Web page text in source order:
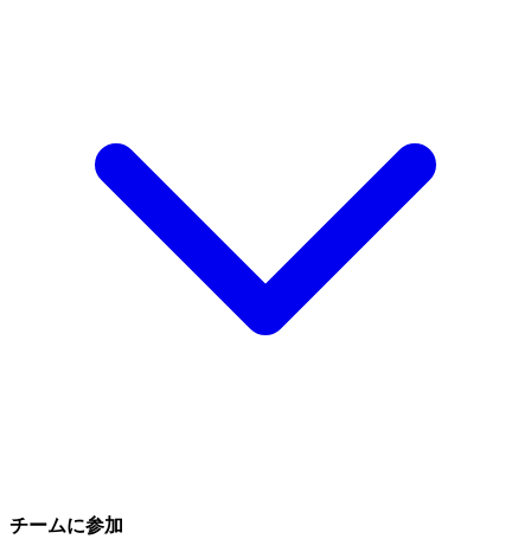
チームに参加